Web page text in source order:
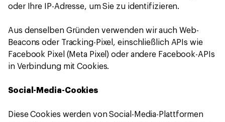
oder Ihre IP-Adresse, um Sie zu identifizieren.
Aus denselben Gründen verwenden wir auch Web-
Beacons oder Tracking-Pixel, einschließlich APIs wie
Facebook Pixel (Meta Pixel) oder andere Facebook-APIs
in Verbindung mit Cookies.
Social-Media-Cookies
Diese Cookies werden von Social-Media-Plattformen